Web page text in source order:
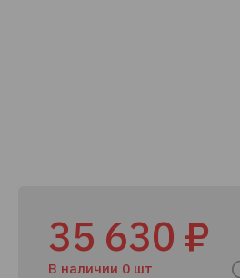
35 630 ₽
В наличии 0 шт